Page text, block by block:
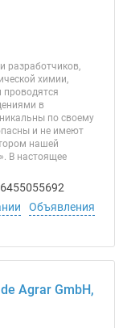
разработчиков,
химии,
проводятся
в
по своему
и не имеют
нашей
В настоящее
Объявления
Agrar GmbH,